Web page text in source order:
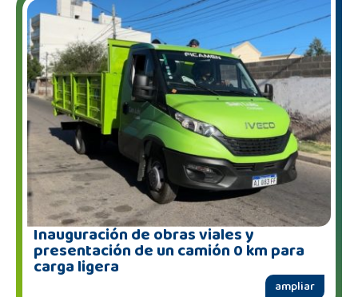
Inauguración de obras viales y
presentación de un camión 0 km para
carga ligera
ampliar